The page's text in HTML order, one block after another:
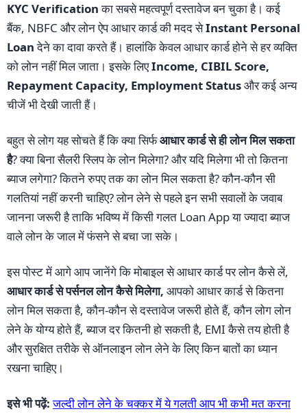
KYC Verificationका सबसे महत्वपूर्ण दस्तावेज बन चुका है। कई
बैंक, NBFC और लोन ऐप आधार कार्ड की मदद सेInstant Personal
Loanदेने का दावा करते हैं। हालांकि केवल आधार कार्ड होने से हर व्यक्ति
को लोन नहीं मिल जाता। इसके लिएIncome, CIBIL Score,
Repayment Capacity, Employment Statusऔर कई अन्य
चीजें भी देखी जाती हैं।
बहुत से लोग यह सोचते हैं कि क्या सिर्फआधार कार्ड से ही लोन मिल सकता
है? क्या बिना सैलरी स्लिप के लोन मिलेगा? और यदि मिलेगा भी तो कितना
ब्याज लगेगा? कितने रुपए तक का लोन मिल सकता है? कौन-कौन सी
गलतियां नहीं करनी चाहिए? लोन लेने से पहले इन सभी सवालों के जवाब
जानना जरूरी है ताकि भविष्य में किसी गलत Loan App या ज्यादा ब्याज
वाले लोन के जाल में फंसने से बचा जा सके।
इस पोस्ट में आगे आप जानेंगे कि मोबाइल से आधार कार्ड पर लोन कैसे लें,
आधार कार्ड से पर्सनल लोन कैसे मिलेगा, आपको आधार कार्ड से कितना
लोन मिल सकता है, कौन-कौन से दस्तावेज जरूरी होते हैं, कौन लोग लोन
लेने के योग्य होते हैं, ब्याज दर कितनी हो सकती है, EMI कैसे तय होती है
और सुरक्षित तरीके से ऑनलाइन लोन लेने के लिए किन बातों का ध्यान
रखना चाहिए।
इसे भी पढ़ें: जल्दी लोन लेने के चक्कर में ये गलती आप भी कभी मत करना